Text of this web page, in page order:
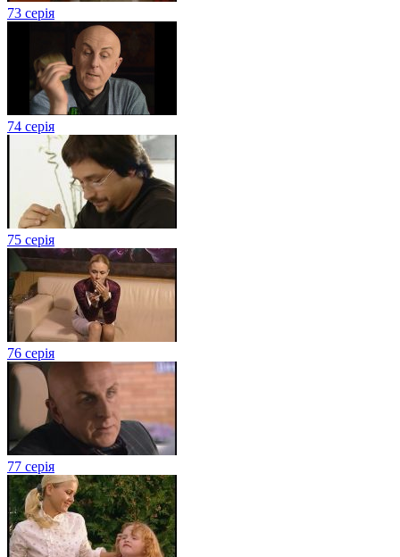
73 серія
74 серія
75 серія
76 серія
77 серія